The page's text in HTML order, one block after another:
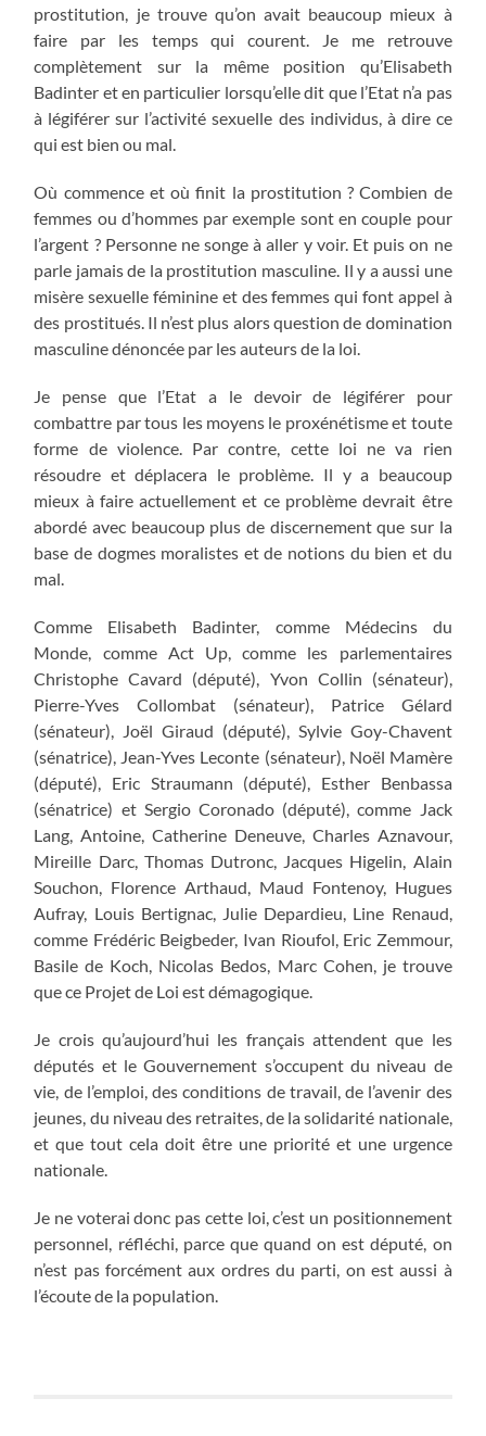
prostitution, je trouve qu’on avait beaucoup mieux à
faire par les temps qui courent. Je me retrouve
complètement sur la même position qu’Elisabeth
Badinter et en particulier lorsqu’elle dit que l’Etat n’a pas
à légiférer sur l’activité sexuelle des individus, à dire ce
qui est bien ou mal.
Où commence et où finit la prostitution ? Combien de
femmes ou d’hommes par exemple sont en couple pour
l’argent ? Personne ne songe à aller y voir. Et puis on ne
parle jamais de la prostitution masculine. Il y a aussi une
misère sexuelle féminine et des femmes qui font appel à
des prostitués. Il n’est plus alors question de domination
masculine dénoncée par les auteurs de la loi.
Je pense que l’Etat a le devoir de légiférer pour
combattre par tous les moyens le proxénétisme et toute
forme de violence. Par contre, cette loi ne va rien
résoudre et déplacera le problème. Il y a beaucoup
mieux à faire actuellement et ce problème devrait être
abordé avec beaucoup plus de discernement que sur la
base de dogmes moralistes et de notions du bien et du
mal.
Comme Elisabeth Badinter, comme Médecins du
Monde, comme Act Up, comme les parlementaires
Christophe Cavard (député), Yvon Collin (sénateur),
Pierre-Yves Collombat (sénateur), Patrice Gélard
(sénateur), Joël Giraud (député), Sylvie Goy-Chavent
(sénatrice), Jean-Yves Leconte (sénateur), Noël Mamère
(député), Eric Straumann (député), Esther Benbassa
(sénatrice) et Sergio Coronado (député), comme Jack
Lang, Antoine, Catherine Deneuve, Charles Aznavour,
Mireille Darc, Thomas Dutronc, Jacques Higelin, Alain
Souchon, Florence Arthaud, Maud Fontenoy, Hugues
Aufray, Louis Bertignac, Julie Depardieu, Line Renaud,
comme Frédéric Beigbeder, Ivan Rioufol, Eric Zemmour,
Basile de Koch, Nicolas Bedos, Marc Cohen, je trouve
que ce Projet de Loi est démagogique.
Je crois qu’aujourd’hui les français attendent que les
députés et le Gouvernement s’occupent du niveau de
vie, de l’emploi, des conditions de travail, de l’avenir des
jeunes, du niveau des retraites, de la solidarité nationale,
et que tout cela doit être une priorité et une urgence
nationale.
Je ne voterai donc pas cette loi, c’est un positionnement
personnel, réfléchi, parce que quand on est député, on
n’est pas forcément aux ordres du parti, on est aussi à
l’écoute de la population.